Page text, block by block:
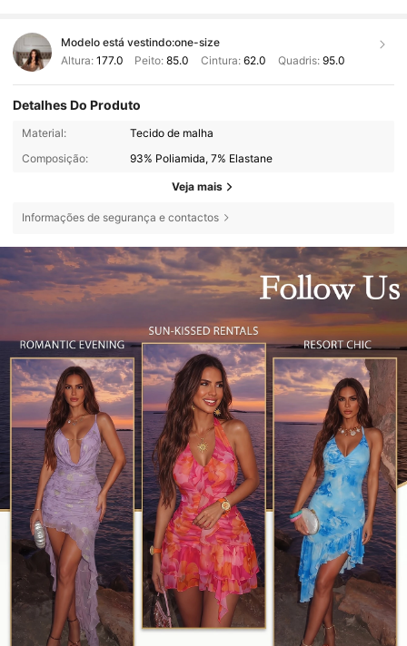
Modelo está vestindo:one-size
Altura: 177.0 Peito:85.0 Cintura: 62.0 Quadris: 95.0
Detalhes Do Produto
Material:
Tecido de malha
Composição:
93% Poliamida, 7% Elastane
Veja mais
Informações de segurança e contactos